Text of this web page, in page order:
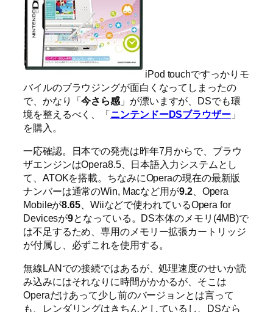
iPod touchですっかりモ
バイルのブラウジングが面白くなってしまったの
で、かなり「今さら感 」が漂いますが、DSでも環
境を整えるべく、「ニンテンドーDSブラウザー」
を購入。
一応確認。日本での発売は昨年7月からで、ブラウ
ザエンジンはOpera8.5、日本語入力システムとし
て、ATOKを搭載。ちなみにOperaの現在の最新版
ナンバーは通常のWin, Macなど用が9.2、Opera
Mobileが8.65、Wiiなどで使われているOpera for
Devicesが9となっている。DS本体のメモリ(4MB)で
は不足するため、専用のメモリー拡張カートリッジ
が付属し、必ずこれを使用する。
無線LANでの接続ではあるが、処理速度のせいか読
み込みにはそれなりに時間がかかるが、そこは
Operaだけあって少し前のバージョンとは言って
も、レンダリングはきちんとしているし、DSなら